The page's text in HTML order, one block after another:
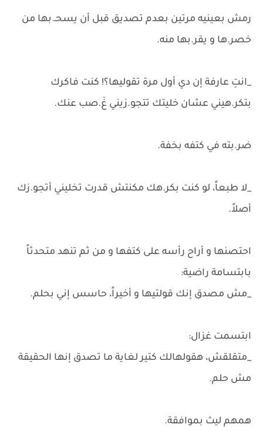
رمش بعينيه مرتين بعدم تصديق قبل أن يسحـ.بها من
خصر.ها و يقر.بها منه.
_انتِ عارفة إن دي أول مرة تقوليها؟! كنت فاكرك
بتكر.هيني عشان خليتك تتجو.زيني غٓ.صب عنك.
ضر.بته في كتفه بخفة.
_لا طبعاً، لو كنت بكر.هك مكنتش قدرت تخليني أتجو.زك
أصلاً.
احتصنها و أراح رأسه على كتفها و من ثم تنهد متحدثاً
بابتسامة راضية:
_مش مصدق إنك قولتيها و أخيراً، حاسس إني بحلم.
ابتسمت غزال:
_متقلقش، هقولهالك كتير لغاية ما تصدق إنها الحقيقة
مش حلم.
همهم ليث بموافقة.